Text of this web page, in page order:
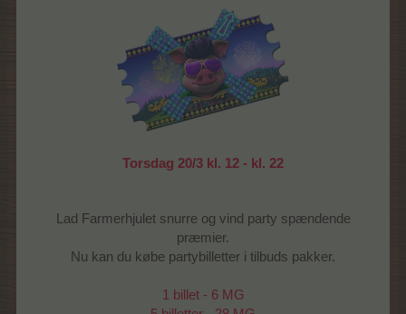
Torsdag 20/3 kl. 12 - kl. 22
Lad Farmerhjulet snurre og vind party spændende
præmier.
Nu kan du købe partybilletter i tilbuds pakker.
1 billet - 6 MG